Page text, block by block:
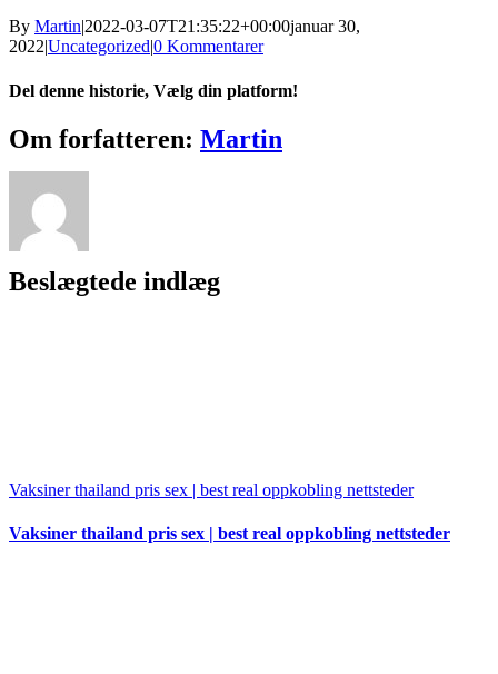
By Martin2022-03-07T21:35:22+00:00januar 30,
2022Uncategorized0 Kommentarer
Del denne historie, Vælg din platform!
Facebook
X
Reddit
LinkedIn
WhatsApp
Tumblr
Pinterest
Vk
Xing
E-
mail
Om forfatteren: Martin
Beslægtede indlæg
Vaksiner thailand pris sex | best real oppkobling nettsteder
Vaksiner thailand pris sex | best real oppkobling nettsteder